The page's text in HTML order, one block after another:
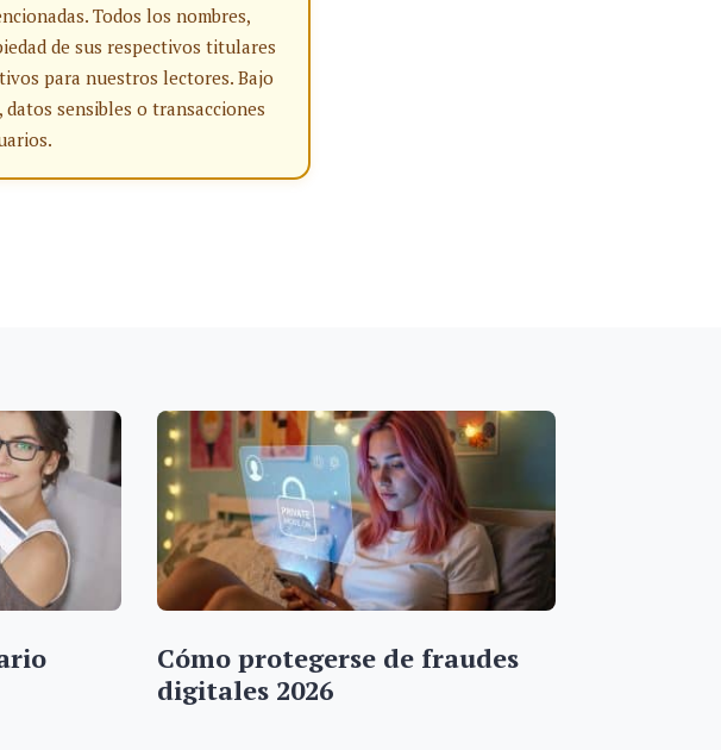
Todos los nombres,
de sus respectivos titulares
para nuestros lectores. Bajo
sensibles o transacciones
Cómo protegerse de fraudes
digitales 2026